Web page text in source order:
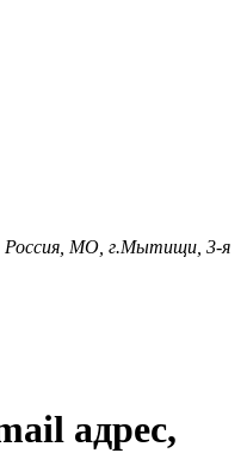
Россия, МО, г.Мытищи, 3-я
адрес,